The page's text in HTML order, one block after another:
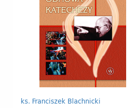
ks. Franciszek Blachnicki